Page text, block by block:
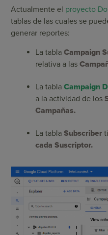
Actualmente el proyecto
tablas de las cuales se
generar reportes:
La tablaCampaign
relativa a las
La tablaCampaign
a la actividad de los
Campañas.
La tablaSubscriber
cada Suscriptor.